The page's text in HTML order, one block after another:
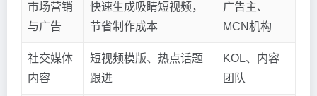
市场营销
与广告
快速生成吸睛短视频，
节省制作成本
广告主、
MCN机构
社交媒体
内容
短视频模版、热点话题
跟进
KOL、内容
团队